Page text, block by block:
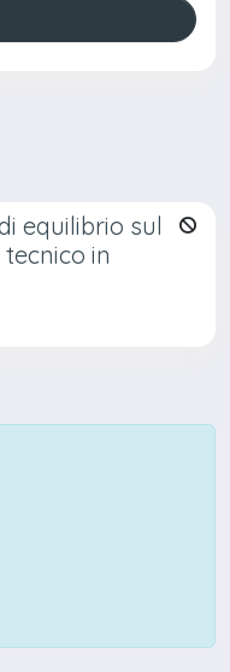
equilibrio sul
in